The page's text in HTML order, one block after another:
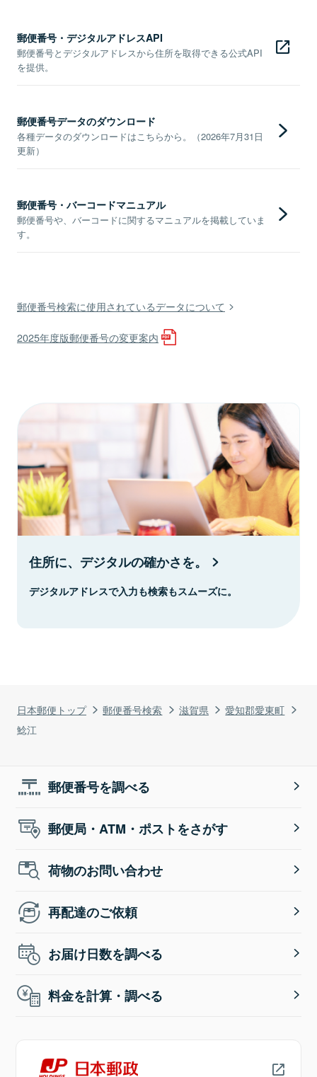
日本郵便トップ 郵便番号検索 滋賀県
愛知郡愛東町
鯰江
郵便番号・デジタルアドレスAPI
郵便番号とデジタルアドレスから住所を取得できる公式API
を提供。
郵便番号データのダウンロード
各種データのダウンロードはこちらから。（2026年7月31日
更新）
郵便番号・バーコードマニュアル
郵便番号や、バーコードに関するマニュアルを掲載していま
す。
郵便番号検索に使用されているデータについて
2025年度版郵便番号の変更案内
住所に、デジタルの確かさを。
デジタルアドレスで入力も検索もスムーズに。
郵便番号を調べる
郵便局・ATM・ポストをさがす
荷物のお問い合わせ
再配達のご依頼
お届け日数を調べる
料金を計算・調べる